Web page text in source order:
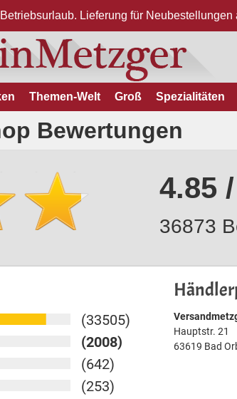
Lieferung für
Themen-Welt Groß Spezialitäten
Bewertungen
4.85
36873
(33505)
(2008)
(642)
(253)
Hauptstr. 21
63619 Bad